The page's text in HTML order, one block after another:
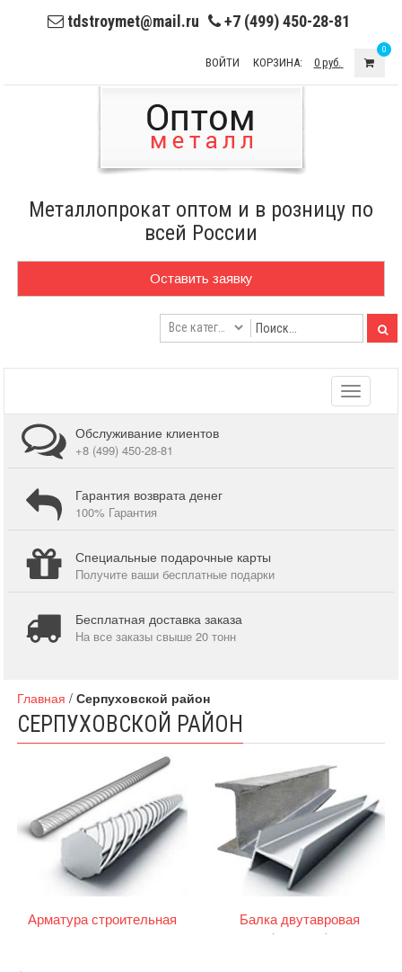
tdstroymet@mail.ru +7 (499) 450-28-81
ВОЙТИ КОРЗИНА: 0 руб.
0
Металлопрокат оптом и в розницу по
всей России
Оставить заявку
Toggle
Обслуживание клиентов
+8 (499) 450-28-81
Гарантия возврата денег
100% Гарантия
Специальные подарочные карты
Получите ваши бесплатные подарки
Бесплатная доставка заказа
На все заказы свыше 20 тонн
Главная /Серпуховской район
СЕРПУХОВСКОЙ РАЙОН
Арматура строительная
Балка двутавровая
(двутавр)